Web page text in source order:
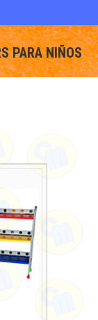
PARA NIÑOS